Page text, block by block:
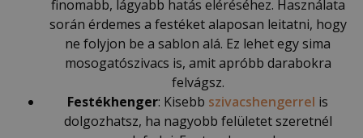
finomabb, lágyabb hatás eléréséhez. Használata
során érdemes a festéket alaposan leitatni, hogy
ne folyjon be a sablon alá. Ez lehet egy sima
mosogatószivacs is, amit apróbb darabokra
felvágsz.
Festékhenger: Kisebb szivacshengerrel is
dolgozhatsz, ha nagyobb felületet szeretnél